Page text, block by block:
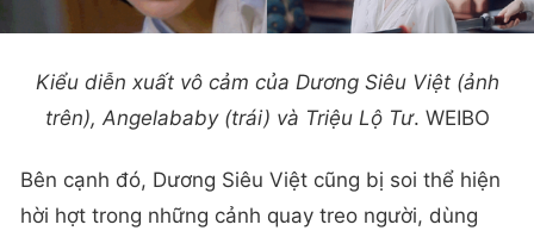
Kiểu diễn xuất vô cảm của Dương Siêu Việt (ảnh
trên), Angelababy (trái) và Triệu Lộ Tư. WEIBO
Bên cạnh đó, Dương Siêu Việt cũng bị soi thể hiện
hời hợt trong những cảnh quay treo người, dùng